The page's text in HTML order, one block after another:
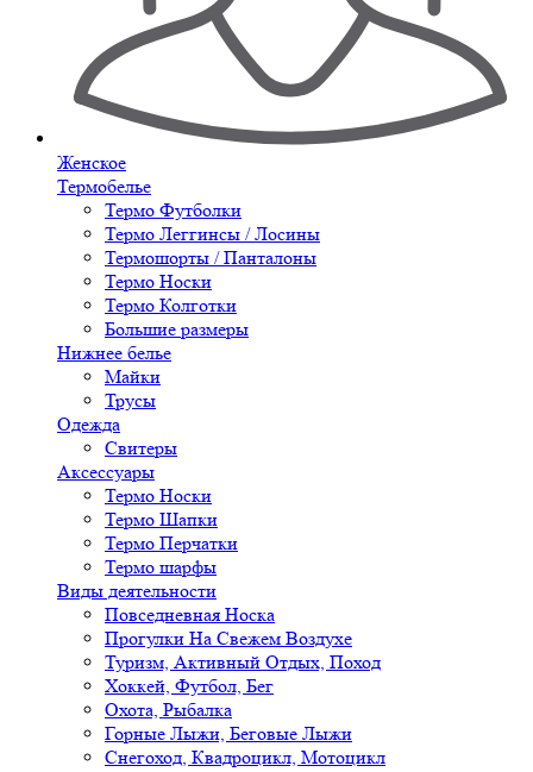
Женское
Термобелье
Термо Футболки
Термо Леггинсы / Лосины
Термошорты / Панталоны
Термо Носки
Термо Колготки
Большие размеры
Нижнее белье
Майки
Трусы
Одежда
Свитеры
Аксессуары
Термо Носки
Термо Шапки
Термо Перчатки
Термо шарфы
Виды деятельности
Повседневная Носка
Прогулки На Свежем Воздухе
Туризм, Активный Отдых, Поход
Хоккей, Футбол, Бег
Охота, Рыбалка
Горные Лыжи, Беговые Лыжи
Снегоход, Квадроцикл, Мотоцикл